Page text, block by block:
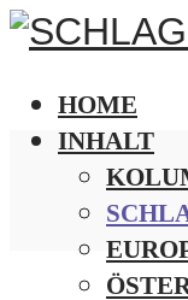
HOME
INHALT